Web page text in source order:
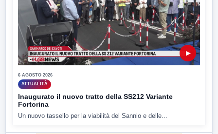
▶
6 AGOSTO 2026
ATTUALITÀ
Inaugurato il nuovo tratto della SS212 Variante
Fortorina
Un nuovo tassello per la viabilità del Sannio e delle...